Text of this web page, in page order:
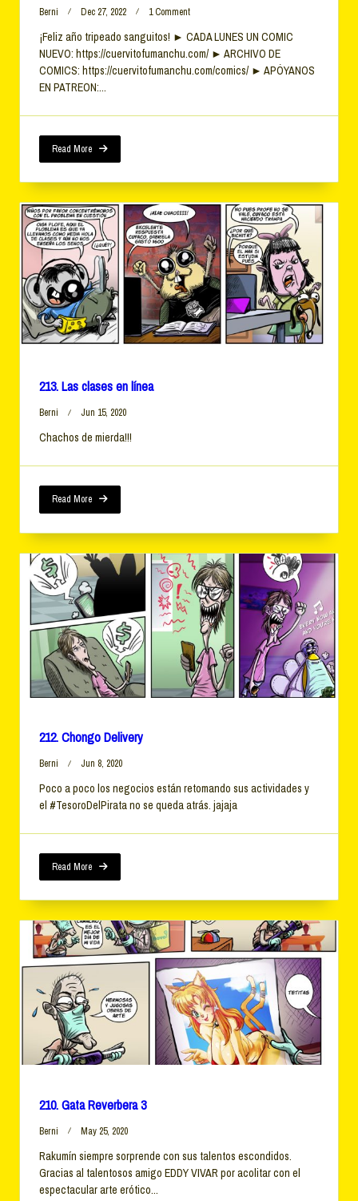
Berni Dec 27, 2022 1 CommentOn
Cuartos
Tripeados
¡Feliz año tripeado sanguitos! ► CADA LUNES UN COMIC
NUEVO: https://cuervitofumanchu.com/ ► ARCHIVO DE
COMICS: https://cuervitofumanchu.com/comics/ ► APÓYANOS
EN PATREON:...
Read More
213. Las clases en línea
Berni Jun 15, 2020
Chachos de mierda!!!
Read More
212. Chongo Delivery
Berni Jun 8, 2020
Poco a poco los negocios están retomando sus actividades y
el #TesoroDelPirata no se queda atrás. jajaja
Read More
210. Gata Reverbera 3
Berni May 25, 2020
Rakumín siempre sorprende con sus talentos escondidos.
Gracias al talentosos amigo EDDY VIVAR por acolitar con el
espectacular arte erótico...